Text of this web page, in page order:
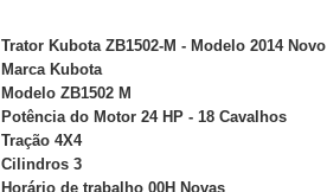
Trator Kubota ZB1502-M - Modelo 2014 Novo
Marca Kubota
Modelo ZB1502 M
Potência do Motor 24 HP - 18 Cavalhos
Tração 4X4
Cilindros 3
Horário de trabalho 00H Novas